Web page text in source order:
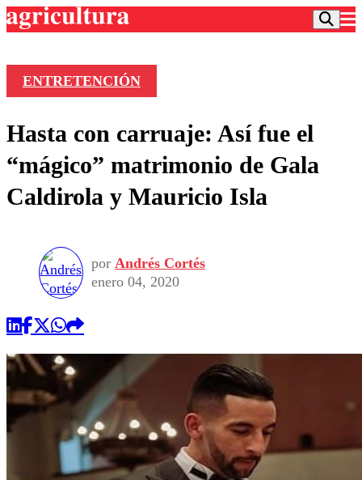
Frecuencias
Agricultura TV
Deportes
Colo Colo
Seleccion Chilena
Torneo Internacional
Entretención
Economía
Internacional
Publicaciones en medios
Opinión
ENTRETENCIÓN
Hasta con carruaje: Así fue el
“mágico” matrimonio de Gala
Caldirola y Mauricio Isla
por Andrés Cortés
enero 04, 2020